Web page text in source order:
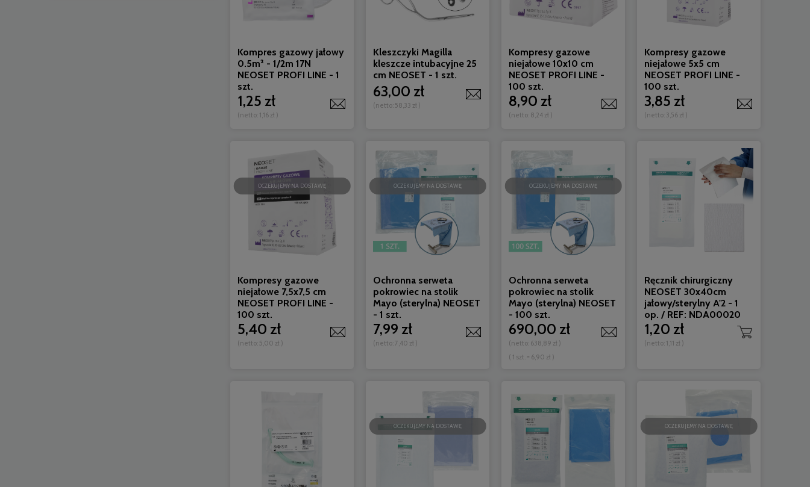
Kompres gazowy jałowy
0.5m² - 1/2m 17N
NEOSET PROFI LINE - 1
szt.
1,25 zł
(netto: 1,16 zł )
Kleszczyki Magilla
kleszcze intubacyjne 25
cm NEOSET - 1 szt.
63,00 zł
(netto: 58,33 zł )
Kompresy gazowe
niejałowe 10x10 cm
NEOSET PROFI LINE -
100 szt.
8,90 zł
(netto: 8,24 zł )
Kompresy gazowe
niejałowe 5x5 cm
NEOSET PROFI LINE -
100 szt.
3,85 zł
(netto: 3,56 zł )
Kompresy gazowe
niejałowe 7,5x7,5 cm
NEOSET PROFI LINE -
100 szt.
5,40 zł
(netto: 5,00 zł )
OCZEKUJEMY NA DOSTAWĘ
Ochronna serweta
pokrowiec na stolik
Mayo (sterylna) NEOSET
- 1 szt.
7,99 zł
(netto:7,40 zł )
OCZEKUJEMY NA DOSTAWĘ
Ochronna serweta
pokrowiec na stolik
Mayo (sterylna) NEOSET
- 100 szt.
690,00 zł
(netto: 638,89 zł )
( 1 szt. = 6,90 zł )
OCZEKUJEMY NA DOSTAWĘ
Ręcznik chirurgiczny
NEOSET 30x40cm
jałowy/sterylny A'2 - 1
op. / REF: NDA00020
1,20 zł
(netto: 1,11 zł )
OCZEKUJEMY NA DOSTAWĘ OCZEKUJEMY NA DOSTAWĘ